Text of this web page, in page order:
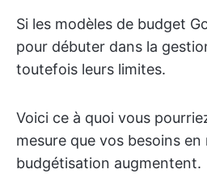
Si les modèles de budget
pour débuter dans la
toutefois leurs limites.
Voici ce à quoi vous
mesure que vos besoins en
budgétisation augmentent.